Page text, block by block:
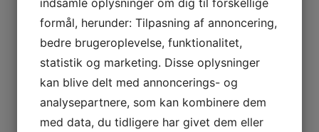
Holdere
Vinduespudsergrej
Renvandsanlæg
nLite
Stiger
Dirks
Silkeborg Stiger
Affaldssortering
Affaldsspande til sortering
Stationer til affaldssortering
formål, herunder: Tilpasning af annoncering,
bedre brugeroplevelse, funktionalitet,
statistik og marketing. Disse oplysninger
kan blive delt med annoncerings- og
analysepartnere, som kan kombinere dem
med data, du tidligere har givet dem eller